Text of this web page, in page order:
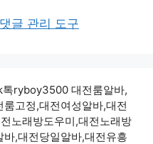
글 관리 도구
ryboy3500 대전룸알바,
고정,대전여성알바,대전
노래방도우미,대전노래방
,대전당일알바,대전유흥